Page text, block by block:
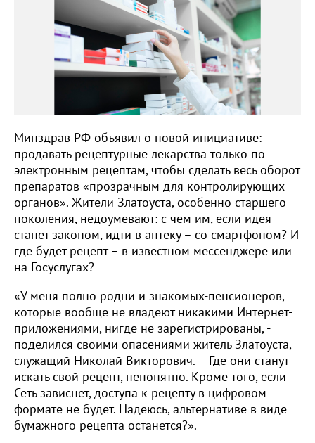
Минздрав РФ объявил о новой инициативе:
продавать рецептурные лекарства только по
электронным рецептам, чтобы сделать весь оборот
препаратов «прозрачным для контролирующих
органов». Жители Златоуста, особенно старшего
поколения, недоумевают: с чем им, если идея
станет законом, идти в аптеку – со смартфоном? И
где будет рецепт – в известном мессенджере или
на Госуслугах?
«У меня полно родни и знакомых-пенсионеров,
которые вообще не владеют никакими Интернет-
приложениями, нигде не зарегистрированы, -
поделился своими опасениями житель Златоуста,
служащий Николай Викторович. – Где они станут
искать свой рецепт, непонятно. Кроме того, если
Сеть зависнет, доступа к рецепту в цифровом
формате не будет. Надеюсь, альтернативе в виде
бумажного рецепта останется?».